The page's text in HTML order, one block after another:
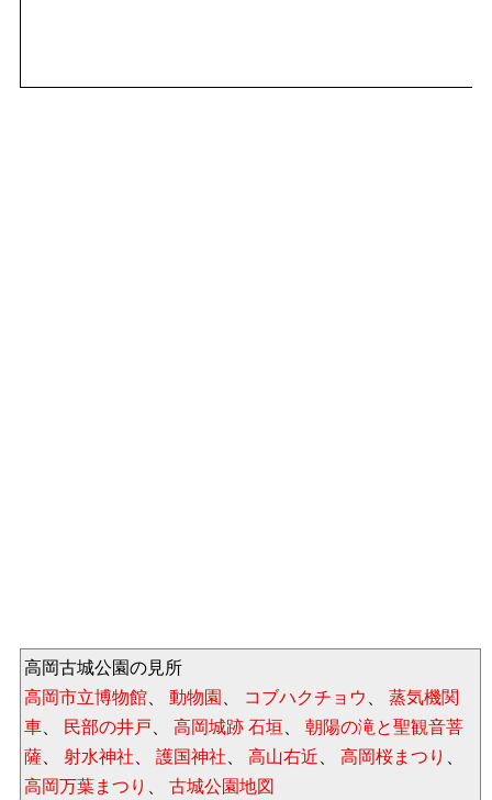
高岡古城公園の見所
高岡市立博物館
動物園 コブハクチョウ
蒸気機関
車
民部の井戸 高岡城跡 石垣
朝陽の滝と聖観音菩
薩
射水神社 護国神社 高山右近 高岡桜まつり
高岡万葉まつり
古城公園地図